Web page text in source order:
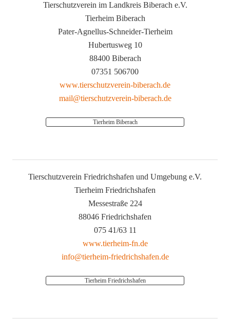
Tierschutzverein im Landkreis Biberach e.V.
Tierheim Biberach
Pater-Agnellus-Schneider-Tierheim
Hubertusweg 10
88400 Biberach
07351 506700
www.tierschutzverein-biberach.de
mail@tierschutzverein-biberach.de
Tierheim Biberach
Tierschutzverein Friedrichshafen und Umgebung e.V.
Tierheim Friedrichshafen
Messestraße 224
88046 Friedrichshafen
075 41/63 11
www.tierheim-fn.de
info@tierheim-friedrichshafen.de
Tierheim Friedrichshafen